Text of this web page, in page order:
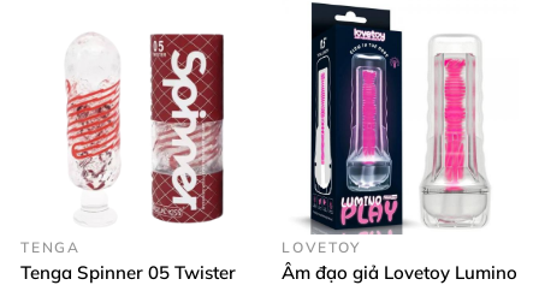
TENGA
Tenga Spinner 05 Twister
LOVETOY
Âm đạo giả Lovetoy Lumino